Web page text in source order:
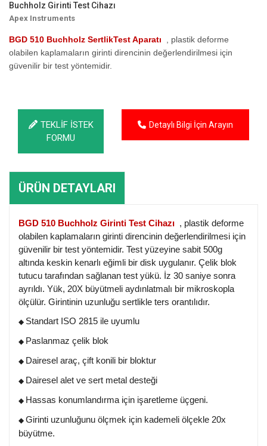
Buchholz Girinti Test Cihazı
Apex Instruments
BGD 510 Buchholz SertlikTest Aparatı
, plastik deforme
olabilen kaplamaların girinti direncinin değerlendirilmesi için
güvenilir bir test yöntemidir.
TEKLİF İSTEK
FORMU
Detaylı Bilgi İçin Arayın
ÜRÜN DETAYLARI
BGD 510 Buchholz Girinti Test Cihazı , plastik deforme
olabilen kaplamaların girinti direncinin değerlendirilmesi için
güvenilir bir test yöntemidir. Test yüzeyine sabit 500g
altında keskin kenarlı eğimli bir disk uygulanır. Çelik blok
tutucu tarafından sağlanan test yükü. İz 30 saniye sonra
ayrıldı. Yük, 20X büyütmeli aydınlatmalı bir mikroskopla
ölçülür. Girintinin uzunluğu sertlikle ters orantılıdır.
◆ Standart ISO 2815 ile uyumlu
◆ Paslanmaz çelik blok
◆ Dairesel araç, çift konili bir bloktur
◆ Dairesel alet ve sert metal desteği
◆ Hassas konumlandırma için işaretleme üçgeni.
◆ Girinti uzunluğunu ölçmek için kademeli ölçekle 20x
büyütme.